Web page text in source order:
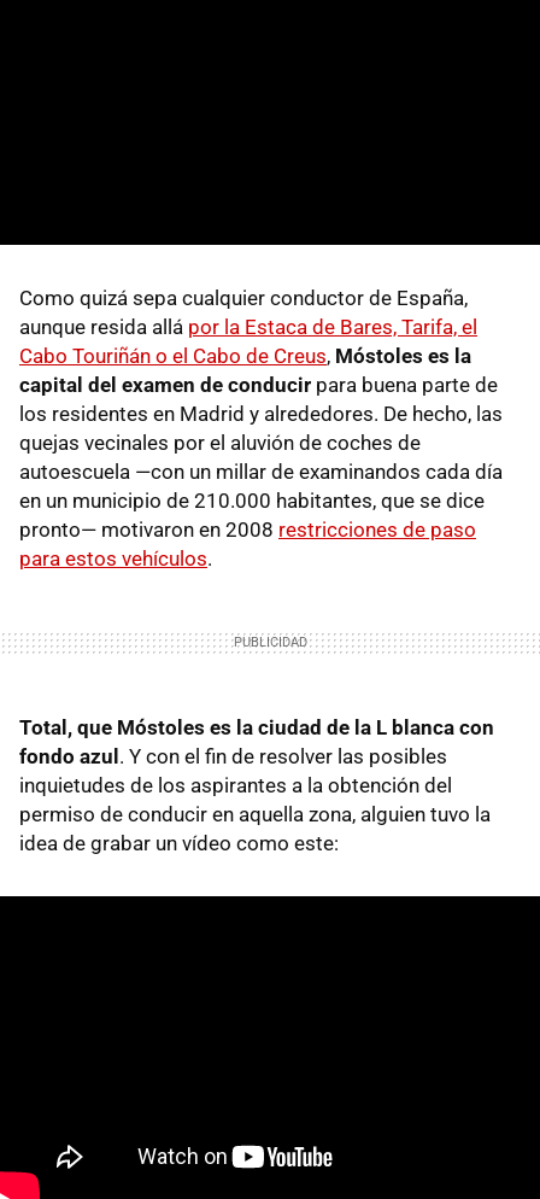
Como quizá sepa cualquier conductor de España,
aunque resida allá por la Estaca de Bares, Tarifa, el
Cabo Touriñán o el Cabo de Creus, Móstoles es la
capital del examen de conducir para buena parte de
los residentes en Madrid y alrededores. De hecho, las
quejas vecinales por el aluvión de coches de
autoescuela —con un millar de examinandos cada día
en un municipio de 210.000 habitantes, que se dice
pronto— motivaron en 2008 restricciones de paso
para estos vehículos.
Total, que Móstoles es la ciudad de la L blanca con
fondo azul. Y con el fin de resolver las posibles
inquietudes de los aspirantes a la obtención del
permiso de conducir en aquella zona, alguien tuvo la
idea de grabar un vídeo como este: